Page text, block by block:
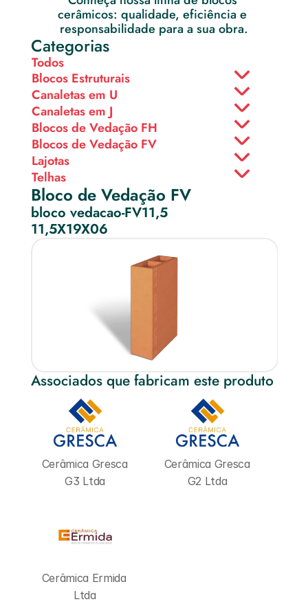
cerâmicos: qualidade, eficiência e
responsabilidade para a sua obra.
Categorias
Todos
Blocos Estruturais
Canaletas em U
Canaletas em J
Blocos de Vedação FH
Blocos de Vedação FV
Lajotas
Telhas
Bloco de Vedação FV
bloco vedacao-FV11,5
11,5X19X06
Associados que fabricam este produto
Cerâmica Gresca
G3 Ltda
Cerâmica Gresca
G2 Ltda
Cerâmica Ermida
Ltda